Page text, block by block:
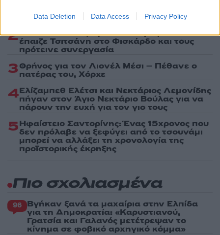
Data Deletion Data Access Privacy Policy
με τα δύο παιδιά τους
2Η Άννα Βίσση ξετρελάθηκε με μπάντα που
έπαιζε Τσιτσάνη στο Φισκάρδο και τους
πρότεινε συνεργασία
3Θρήνος για τον Λιονέλ Μέσι – Πέθανε ο
πατέρας του, Χόρχε
4Ελίζαμπεθ Ελέτσι και Νεκτάριος Λεμονίδης
πήγαν στον Άγιο Νεκτάριο Βούλας για να
πάρουν την ευχή για τον γιο τους
5Ηφαίστειο Σαντορίνης: Ένας 15χρονος που
δεν πρόλαβε να ξεφύγει από το τσουνάμι
μπορεί να αλλάξει τη χρονολογία της
προϊστορικής έκρηξης
Πιο σχολιασμένα
96 Βγήκαν ξανά τα μαχαίρια στην Ελπίδα
για τη Δημοκρατία: «Καρυστιανού,
Γρατσία και Γαλανός μετέτρεψαν το
κίνημα σε φοβικό αρχηγικό κόμμα»